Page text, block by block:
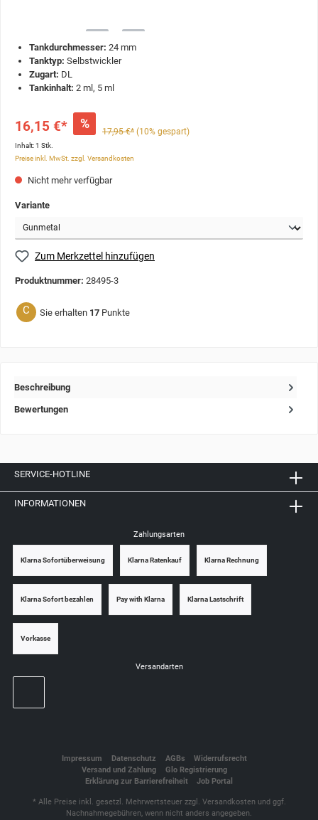
Tankdurchmesser: 24 mm
Tanktyp: Selbstwickler
Zugart: DL
Tankinhalt: 2 ml, 5 ml
16,15 €* %
17,95 €* (10% gespart)
Inhalt:1 Stk.
Preise inkl. MwSt. zzgl. Versandkosten
Nicht mehr verfügbar
Variante
Zum Merkzettel hinzufügen
Produktnummer: 28495-3
C Sie erhalten 17 Punkte
Beschreibung
Bewertungen
SERVICE-HOTLINE
INFORMATIONEN
Zahlungsarten
Klarna Sofortüberweisung Klarna Ratenkauf Klarna Rechnung
Klarna Sofort bezahlen Pay with Klarna Klarna Lastschrift
Vorkasse
Versandarten
Impressum Datenschutz AGBs
Widerrufsrecht
Versand und Zahlung
Glo Registrierung
Erklärung zur Barrierefreiheit
Job Portal
* Alle Preise inkl. gesetzl. Mehrwertsteuer zzgl. Versandkosten und ggf.
Nachnahmegebühren, wenn nicht anders angegeben.